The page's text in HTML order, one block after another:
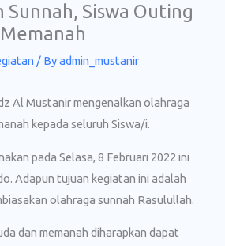
Sunnah, Siswa Outing
/ Byadmin_mustanir
Al Mustanir mengenalkan olahraga
kepada seluruh Siswa/i.
pada Selasa, 8 Februari 2022 ini
Adapun tujuan kegiatan ini adalah
olahraga sunnah Rasulullah.
dan memanah diharapkan dapat